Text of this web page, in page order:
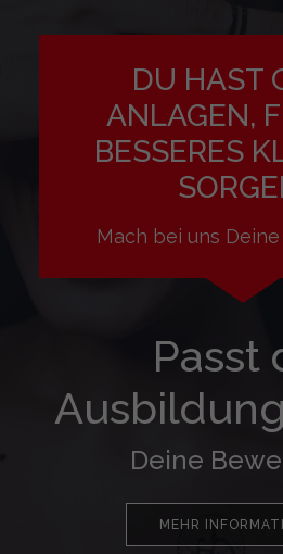
DU HAST
ANLAGEN,
BESSERES
Mach bei uns
Passt
Deine
MEHR